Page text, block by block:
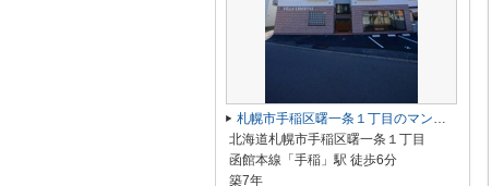
札幌市手稲区曙一条１丁目のマンション
北海道札幌市手稲区曙一条１丁目
函館本線「手稲」駅 徒歩6分
築7年